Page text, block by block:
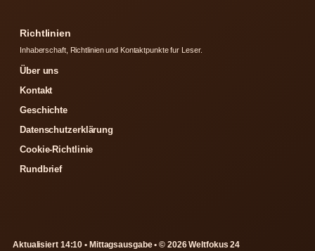
Richtlinien
Inhaberschaft, Richtlinien und Kontaktpunkte fur Leser.
Über uns
Kontakt
Geschichte
Datenschutzerklärung
Cookie-Richtlinie
Rundbrief
Aktualisiert 14:10 • Mittagsausgabe • © 2026 Weltfokus 24